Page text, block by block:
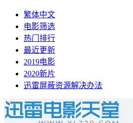
繁体中文
电影筛选
热门排行
最近更新
2019电影
2020新片
迅雷屏蔽资源解决办法